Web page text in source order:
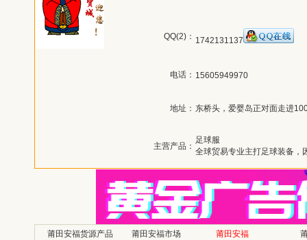
QQ(2)： 1742131137
电话： 15605949970
地址： 东桥头，爱婴岛正对面走进
主营产品：
足球服
全球贸易专业主打足球装备，
莆田安福货源产品
莆田安福市场 莆田安福